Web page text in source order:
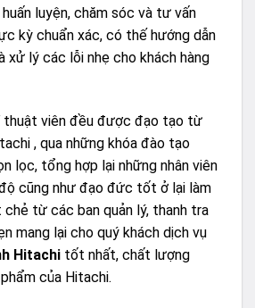
luyện, chăm sóc và tư vấn
kỳ chuẩn xác, có thế hướng dẫn
xử lý các lỗi nhẹ cho khách hàng
thuật viên đều được đạo tạo từ
, qua những khóa đào tạo
lọc, tổng hợp lại những nhân viên
cũng như đạo đức tốt ở lại làm
từ các ban quản lý, thanh tra
mang lại cho quý khách dịch vụ
Hitachi tốt nhất, chất lượng
của Hitachi.